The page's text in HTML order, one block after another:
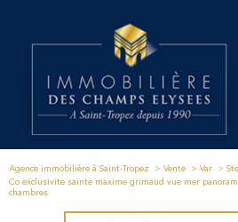
Agence immobilière à Saint-Tropez Vente Var
Co exclusivite sainte maxime grimaud vue mer
chambres